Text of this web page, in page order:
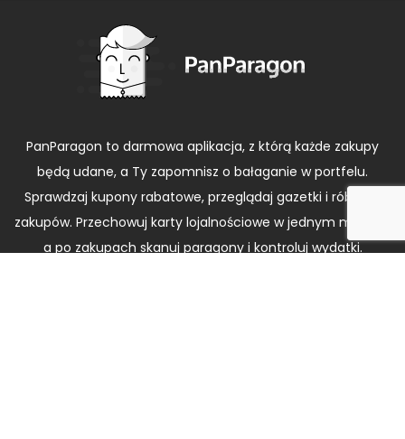
PanParagon to darmowa aplikacja, z którą każde zakupy
będą udane, a Ty zapomnisz o bałaganie w portfelu.
Sprawdzaj kupony rabatowe, przeglądaj gazetki i rób listy
zakupów. Przechowuj karty lojalnościowe w jednym miejscu,
a po zakupach skanuj paragony i kontroluj wydatki.